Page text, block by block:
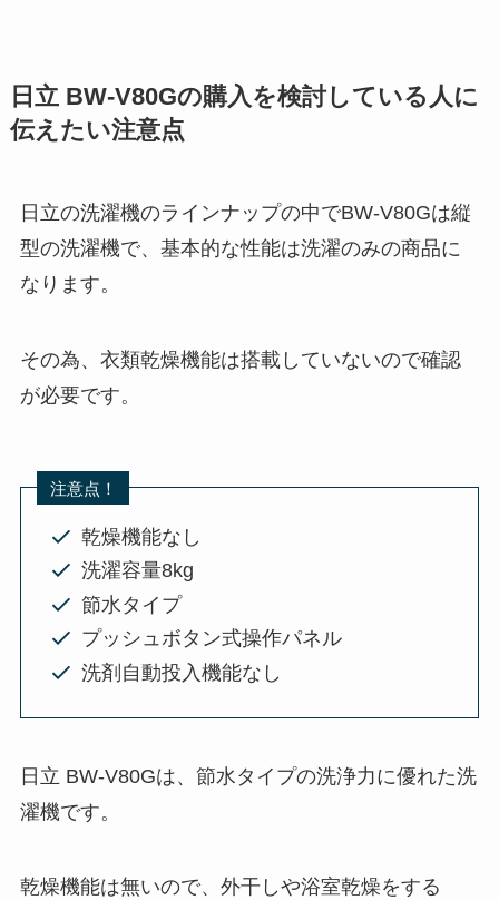
日立 BW-V80Gの購入を検討している人に
伝えたい注意点
日立の洗濯機のラインナップの中でBW-V80Gは縦
型の洗濯機で、基本的な性能は洗濯のみの商品に
なります。
その為、衣類乾燥機能は搭載していないので確認
が必要です。
注意点！
乾燥機能なし
洗濯容量8kg
節水タイプ
プッシュボタン式操作パネル
洗剤自動投入機能なし
日立 BW-V80Gは、節水タイプの洗浄力に優れた洗
濯機です。
乾燥機能は無いので、外干しや浴室乾燥をする